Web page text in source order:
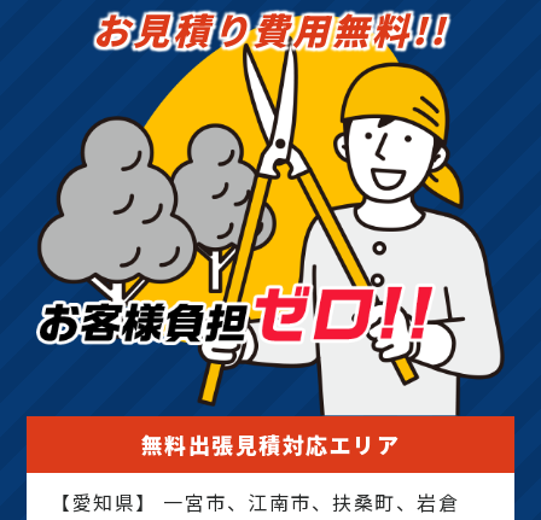
お見積り費用無料!!
無料出張見積対応エリア
【愛知県】 一宮市、江南市、扶桑町、岩倉